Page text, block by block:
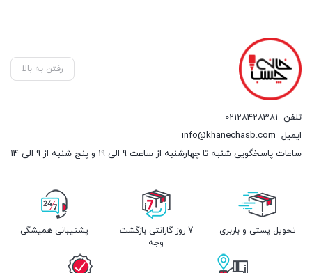
رفتن به بالا
تلفن 02128428381
ایمیل info@khanechasb.com
ساعات پاسخگویی شنبه تا چهارشنبه از ساعت 9 الی 19 و پنج شنبه از 9 الی 14
تحویل پستی و باربری
7 روز گارانتی بازگشت
وجه
پشتیبانی همیشگی